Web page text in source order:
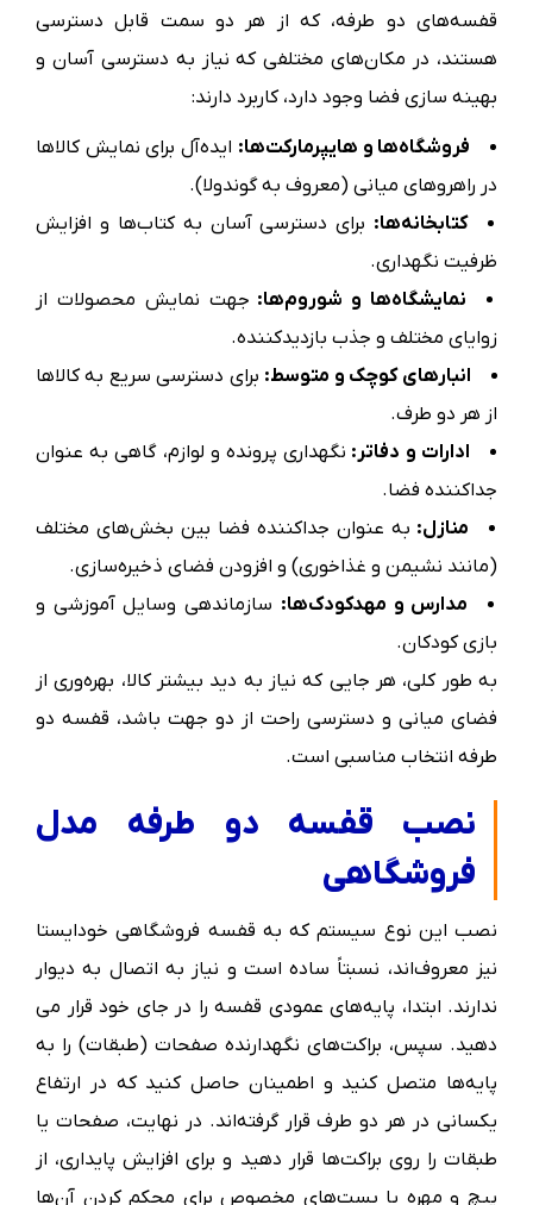
قفسه‌های دو طرفه، که از هر دو سمت قابل دسترسی
هستند، در مکان‌های مختلفی که نیاز به دسترسی آسان و
بهینه سازی فضا وجود دارد، کاربرد دارند:
فروشگاه‌ها و هایپرمارکت‌ها: ایده‌آل برای نمایش کالاها
در راهروهای میانی (معروف به گوندولا).
کتابخانه‌ها: برای دسترسی آسان به کتاب‌ها و افزایش
ظرفیت نگهداری.
نمایشگاه‌ها و شوروم‌ها: جهت نمایش محصولات از
زوایای مختلف و جذب بازدیدکننده.
انبارهای کوچک و متوسط: برای دسترسی سریع به کالاها
از هر دو طرف.
ادارات و دفاتر: نگهداری پرونده و لوازم، گاهی به عنوان
جداکننده فضا.
منازل: به عنوان جداکننده فضا بین بخش‌های مختلف
(مانند نشیمن و غذاخوری) و افزودن فضای ذخیره‌سازی.
مدارس و مهدکودک‌ها: سازماندهی وسایل آموزشی و
بازی کودکان.
به طور کلی، هر جایی که نیاز به دید بیشتر کالا، بهره‌وری از
فضای میانی و دسترسی راحت از دو جهت باشد، قفسه دو
طرفه انتخاب مناسبی است.
نصب قفسه دو طرفه مدل
فروشگاهی
نصب این نوع سیستم که به قفسه فروشگاهی خودایستا
نیز معروف‌اند، نسبتاً ساده است و نیاز به اتصال به دیوار
ندارند. ابتدا، پایه‌های عمودی قفسه را در جای خود قرار می
دهید. سپس، براکت‌های نگهدارنده صفحات (طبقات) را به
پایه‌ها متصل کنید و اطمینان حاصل کنید که در ارتفاع
یکسانی در هر دو طرف قرار گرفته‌اند. در نهایت، صفحات یا
طبقات را روی براکت‌ها قرار دهید و برای افزایش پایداری، از
پیچ و مهره یا بست‌های مخصوص برای محکم کردن آن‌ها